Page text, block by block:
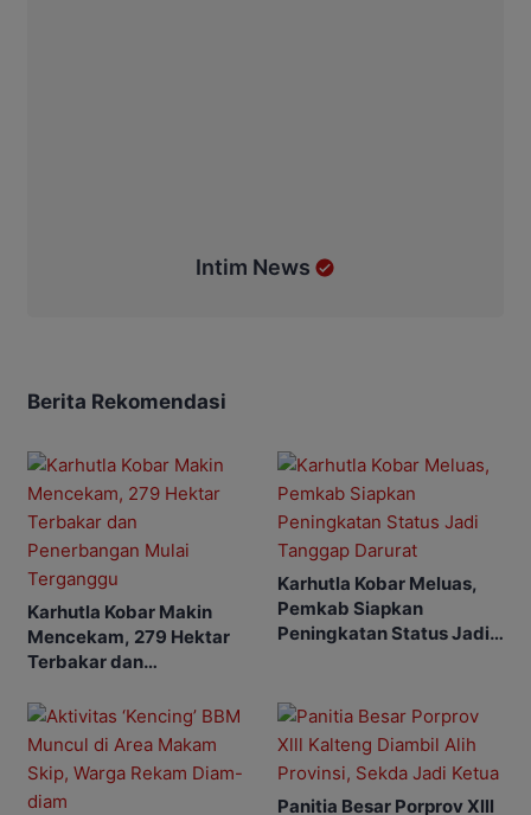
Intim News
Berita Rekomendasi
Karhutla Kobar Makin
Mencekam, 279 Hektar
Terbakar dan
Terganggu
Karhutla Kobar Meluas,
Pemkab Siapkan
Peningkatan Status Jadi
Panitia Besar Porprov Xlll